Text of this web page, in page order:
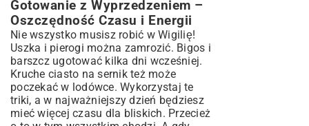
Gotowanie z Wyprzedzeniem –
Oszczędność Czasu i Energii
Nie wszystko musisz robić w Wigilię!
Uszka i pierogi można zamrozić. Bigos i
barszcz ugotować kilka dni wcześniej.
Kruche ciasto na sernik też może
poczekać w lodówce. Wykorzystaj te
triki, a w najważniejszy dzień będziesz
mieć więcej czasu dla bliskich. Przecież